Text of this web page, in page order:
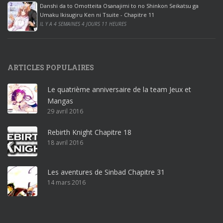
2
0
1
r
o
ff
i
c
e
3
r
Danshi da to Omotteita Osanajimi to no Shinkon Seikatsu ga
Umaku Ikisugiru Ken ni Tsuite - Chapitre 11
IL Y A 4 SEMAINES 4 JOURS 11 HEURES
ARTICLES POPULAIRES
Le quatrième anniversaire de la team Jeux et
Mangas
29 avril 2016
Rebirth Knight Chapitre 18
18 avril 2016
Les aventures de Sinbad Chapitre 31
14 mars 2016